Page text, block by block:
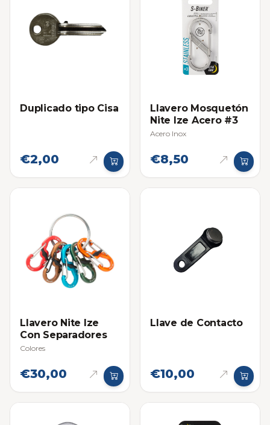
Duplicado tipo Cisa
€2,00
Llavero Mosquetón
Nite Ize Acero #3
Acero Inox
€8,50
Llavero Nite Ize
Con Separadores
Colores
€30,00
Llave de Contacto
€10,00